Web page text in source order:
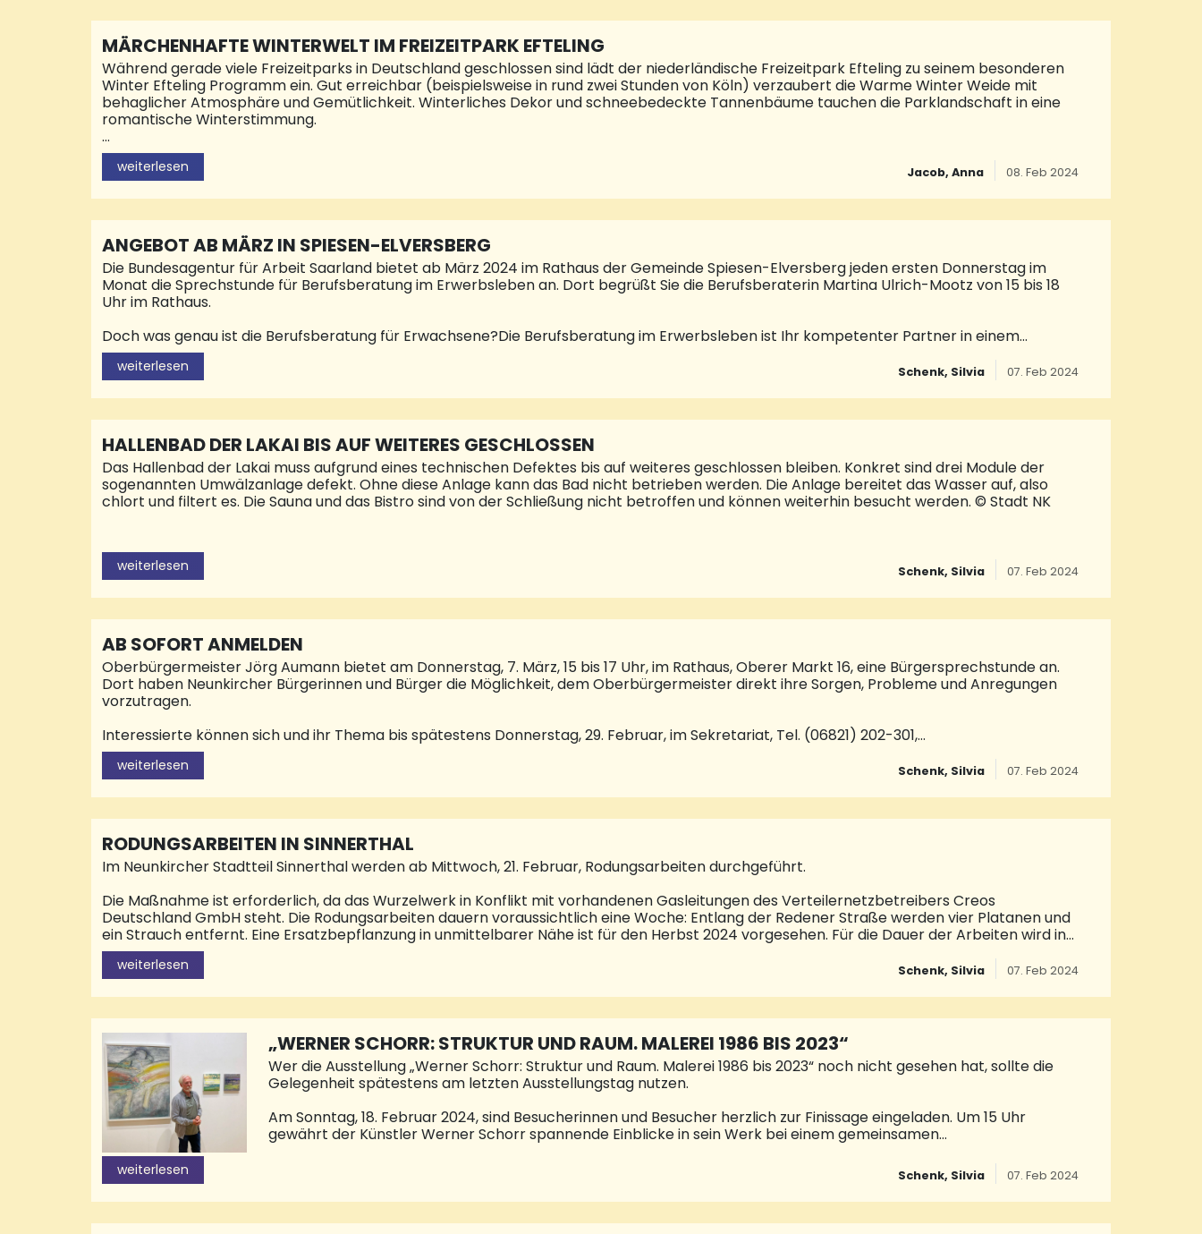
MÄRCHENHAFTE WINTERWELT IM FREIZEITPARK EFTELING
Während gerade viele Freizeitparks in Deutschland geschlossen sind lädt der niederländische Freizeitpark Efteling zu seinem besonderen
Winter Efteling Programm ein. Gut erreichbar (beispielsweise in rund zwei Stunden von Köln) verzaubert die Warme Winter Weide mit
behaglicher Atmosphäre und Gemütlichkeit. Winterliches Dekor und schneebedeckte Tannenbäume tauchen die Parklandschaft in eine
romantische Winterstimmung.
Am knisternden Freudenfeuer oder mit einem köstlichen Heißgetränk in der Hand kann man alle Wintertage genießen.Die große
Eislaufbahn unter freiem Himmel ist nicht nur für Kinder ein Paradies. Viele Lichter bringen den Freizeitpark nach Sonnenuntergang zum
Leuchten.Fast an jeder Ecke gibt es duftende Leckereien, winterliche Souvenirs, verschneite und entzückend-dekorierte Fotospots oder
spezielle Shows und Entertainment – so wird der Besuch in Efteling zum Wintervergnügen. Im beliebten Märchenwald, sind zudem einige
der Geschichten der Jahreszeit entsprechend gesch
weiterlesen Jacob, Anna 08. Feb 2024
ANGEBOT AB MÄRZ IN SPIESEN-ELVERSBERG
Die Bundesagentur für Arbeit Saarland bietet ab März 2024 im Rathaus der Gemeinde Spiesen-Elversberg jeden ersten Donnerstag im
Monat die Sprechstunde für Berufsberatung im Erwerbsleben an. Dort begrüßt Sie die Berufsberaterin Martina Ulrich-Mootz von 15 bis 18
Uhr im Rathaus.
Doch was genau ist die Berufsberatung für Erwachsene?Die Berufsberatung im Erwerbsleben ist Ihr kompetenter Partner in einem
lebensbegleitenden Beratungsprozess. Die Expertinnen und Experten der Bundesagentur unterstützen Sie bei Ihrem beruflichen
Werdegang, wenn Sie sich beruflichen umorientieren möchten, nach einer Pause wieder ins Berufsleben zurückkehren möchten oder es an
der Zeit ist, sich weiterzubilden. Beratung für • Menschen, die sich beruflich weiter entwickeln wollen oder nach einer Veränderung suchen •
Beschäftigte, die in Kurzarbeit sind und die Zeit zur Qualifizierung nutzen wollen, um neue Aufgaben wahrnehmen zu können • Beschäftigte,
deren Tätigkeit sich durch Digitalisierung oder Transf
weiterlesen Schenk, Silvia 07. Feb 2024
HALLENBAD DER LAKAI BIS AUF WEITERES GESCHLOSSEN
Das Hallenbad der Lakai muss aufgrund eines technischen Defektes bis auf weiteres geschlossen bleiben. Konkret sind drei Module der
sogenannten Umwälzanlage defekt. Ohne diese Anlage kann das Bad nicht betrieben werden. Die Anlage bereitet das Wasser auf, also
chlort und filtert es. Die Sauna und das Bistro sind von der Schließung nicht betroffen und können weiterhin besucht werden. © Stadt NK
weiterlesen Schenk, Silvia 07. Feb 2024
AB SOFORT ANMELDEN
Oberbürgermeister Jörg Aumann bietet am Donnerstag, 7. März, 15 bis 17 Uhr, im Rathaus, Oberer Markt 16, eine Bürgersprechstunde an.
Dort haben Neunkircher Bürgerinnen und Bürger die Möglichkeit, dem Oberbürgermeister direkt ihre Sorgen, Probleme und Anregungen
vorzutragen.
Interessierte können sich und ihr Thema bis spätestens Donnerstag, 29. Februar, im Sekretariat, Tel. (06821) 202-301,
vorzimmerob@neunkirchen.de, anmelden. Um Wartezeiten zu vermeiden, ist eine vorherige Anmeldung unbedingt erforderlich. Zur
besseren Vorbereitung muss das jeweilige Thema oder Anliegen vorab schriftlich mitgeteilt werden. © Stadt NK
weiterlesen Schenk, Silvia 07. Feb 2024
RODUNGSARBEITEN IN SINNERTHAL
Im Neunkircher Stadtteil Sinnerthal werden ab Mittwoch, 21. Februar, Rodungsarbeiten durchgeführt.
Die Maßnahme ist erforderlich, da das Wurzelwerk in Konflikt mit vorhandenen Gasleitungen des Verteilernetzbetreibers Creos
Deutschland GmbH steht. Die Rodungsarbeiten dauern voraussichtlich eine Woche: Entlang der Redener Straße werden vier Platanen und
ein Strauch entfernt. Eine Ersatzbepflanzung in unmittelbarer Nähe ist für den Herbst 2024 vorgesehen. Für die Dauer der Arbeiten wird in
der Mühlenstraße eine Parkverbotszone eingerichtet. © Stadt NK
weiterlesen Schenk, Silvia 07. Feb 2024
„WERNER SCHORR: STRUKTUR UND RAUM. MALEREI 1986 BIS 2023“
Wer die Ausstellung „Werner Schorr: Struktur und Raum. Malerei 1986 bis 2023“ noch nicht gesehen hat, sollte die
Gelegenheit spätestens am letzten Ausstellungstag nutzen.
Am Sonntag, 18. Februar 2024, sind Besucherinnen und Besucher herzlich zur Finissage eingeladen. Um 15 Uhr
gewährt der Künstler Werner Schorr spannende Einblicke in sein Werk bei einem gemeinsamen
Neunkircher Musiker Martin Weinert eine eigens für die Finissage entwickelte Klangperformance auf. Tauchen Sie
ein in die Bilderwelten Werner Schorrs und in die davon inspirierten Klänge von Martin Weinert! Die Teilnahme an
der Finissage ist kostenfrei, eine Anmeldung ist nicht notwendig. Struktur und Raum sind die bestimmenden
Aspekte, mit denen sich der Neunkircher Maler und Bildhauer Werner Schorr in seiner Kunst intensiv
weiterlesen Schenk, Silvia 07. Feb 2024